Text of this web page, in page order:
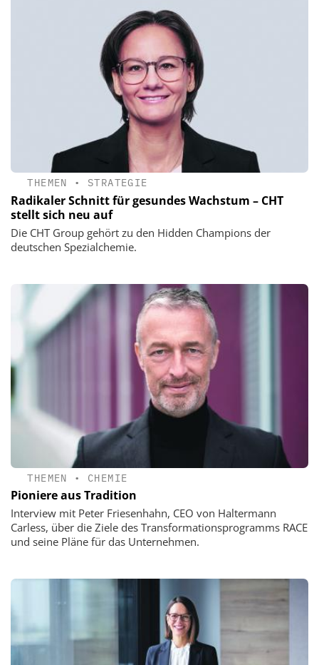
THEMEN • STRATEGIE
Radikaler Schnitt für gesundes Wachstum – CHT
stellt sich neu auf
Die CHT Group gehört zu den Hidden Champions der
deutschen Spezialchemie.
THEMEN • CHEMIE
Pioniere aus Tradition
Interview mit Peter Friesenhahn, CEO von Haltermann
Carless, über die Ziele des Transformationsprogramms RACE
und seine Pläne für das Unternehmen.